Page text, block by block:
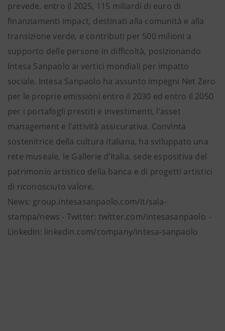
prevede, entro il 2025, 115 miliardi di euro di
finanziamenti impact, destinati alla comunità e alla
transizione verde, e contributi per 500 milioni a
supporto delle persone in difficoltà, posizionando
Intesa Sanpaolo ai vertici mondiali per impatto
sociale. Intesa Sanpaolo ha assunto impegni Net Zero
per le proprie emissioni entro il 2030 ed entro il 2050
per i portafogli prestiti e investimenti, l’asset
management e l’attività assicurativa. Convinta
sostenitrice della cultura italiana, ha sviluppato una
rete museale, le Gallerie d’Italia, sede espositiva del
patrimonio artistico della banca e di progetti artistici
di riconosciuto valore.
News: group.intesasanpaolo.com/it/sala-
stampa/news - Twitter: twitter.com/intesasanpaolo -
Linkedin: linkedin.com/company/intesa-sanpaolo